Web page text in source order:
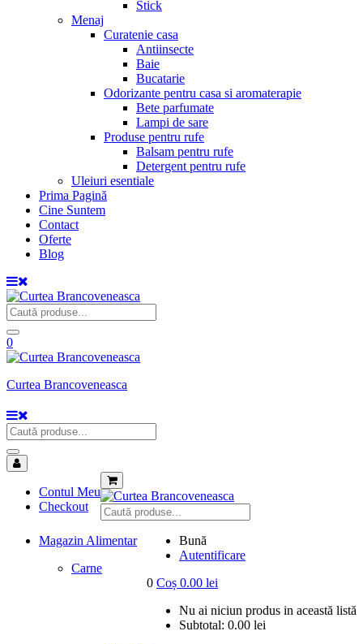
Stick
Menaj
Curatenie casa
Antiinsecte
Baie
Bucatarie
Odorizante pentru casa si aromaterapie
Bete parfumate
Lampi de sare
Produse pentru rufe
Balsam pentru rufe
Detergent pentru rufe
Uleiuri esentiale
Prima Pagină
Cine Suntem
Contact
Oferte
Blog
0
Curtea Brancoveneasca
Contul Meu
Checkout
Bună
Autentificare
0 Coș 0.00 lei
Nu ai niciun produs in această listă
Subtotal: 0.00 lei
Magazin Alimentar
Carne